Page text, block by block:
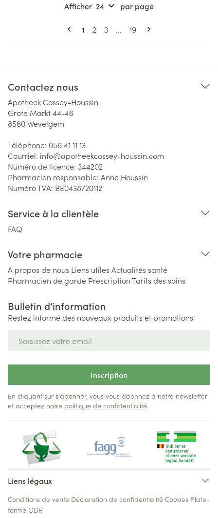
Pages
Vous lisez actuellement la page
1 Page
2 Page
3 ... Page
19
Afficher par page
Contactez nous
Apotheek Cossey-Houssin
Grote Markt 44-46
8560Wevelgem
Téléphone: 056 41 11 13
Courriel: info@apotheekcossey-houssin.com
Numéro de licence: 344202
Pharmacien responsable: Anne Houssin
Numéro TVA: BE0438720112
Service à la clientèle
FAQ
Votre pharmacie
A propos de nous Liens utiles Actualités santé
Pharmacien de garde PrescriptionTarifs des soins
Bulletin d’information
Restez informé des nouveaux produits et promotions
Inscription
En cliquant sur s'abonner, vous vous abonnez à notre newsletter
et acceptez notre politique de confidentialité.
Liens légaux
Conditions de vente Déclaration de confidentialité Cookies Plate-
forme ODR